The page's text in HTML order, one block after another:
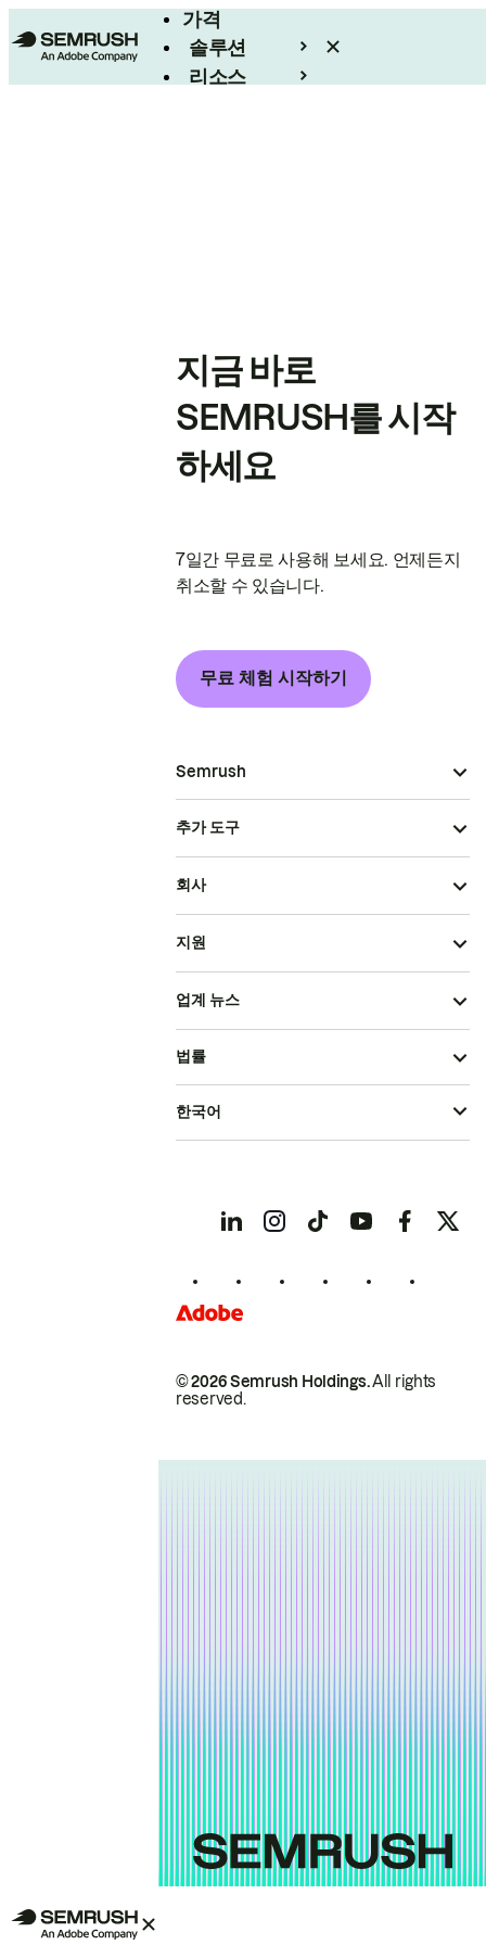
가격
솔루션
리소스
지금 바로
SEMRUSH를 시작
하세요
7일간 무료로 사용해 보세요. 언제든지
취소할 수 있습니다.
무료 체험 시작하기
Semrush
추가 도구
회사
지원
업계 뉴스
© 2026 Semrush Holdings.All rights
reserved.
법률
한국어